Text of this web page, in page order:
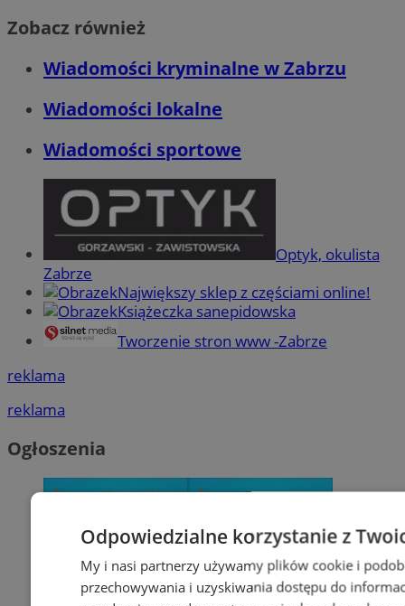
Zobacz również
Wiadomości kryminalne w Zabrzu
Wiadomości lokalne
Wiadomości sportowe
Optyk, okulista
Zabrze
Największy sklep z częściami online!
Książeczka sanepidowska
Tworzenie stron www -Zabrze
reklama
reklama
Ogłoszenia
Odpowiedzialne korzystanie z
My i nasi partnerzy używamy plików cookie i
przechowywania i uzyskiwania dostępu do